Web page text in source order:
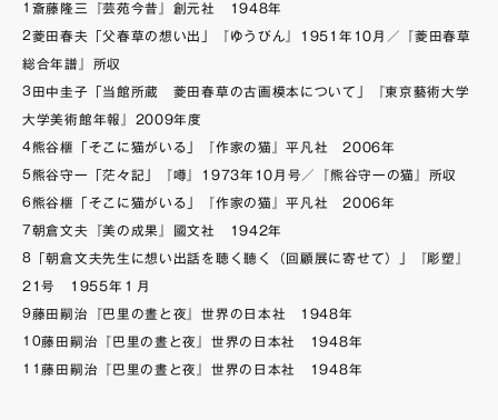
1 斎藤隆三『芸苑今昔』創元社 1948年
2菱田春夫「父春草の想い出」『ゆうびん』1951年10月／『菱田春草
総合年譜』所収
3 田中圭子「当館所蔵 菱田春草の古画模本について」『東京藝術大学
大学美術館年報』2009年度
4熊谷榧「そこに猫がいる」『作家の猫』平凡社 2006年
5熊谷守一「茫々記」『噂』1973年10月号／『熊谷守一の猫』所収
6熊谷榧「そこに猫がいる」『作家の猫』平凡社 2006年
7朝倉文夫『美の成果』國文社 1942年
8 「朝倉文夫先生に想い出話を聴く聽く（回顧展に寄せて）」『彫塑』
21号 1955年１月
9藤田嗣治『巴里の晝と夜』世界の日本社 1948年
10藤田嗣治『巴里の晝と夜』世界の日本社 1948年
11藤田嗣治『巴里の晝と夜』世界の日本社 1948年